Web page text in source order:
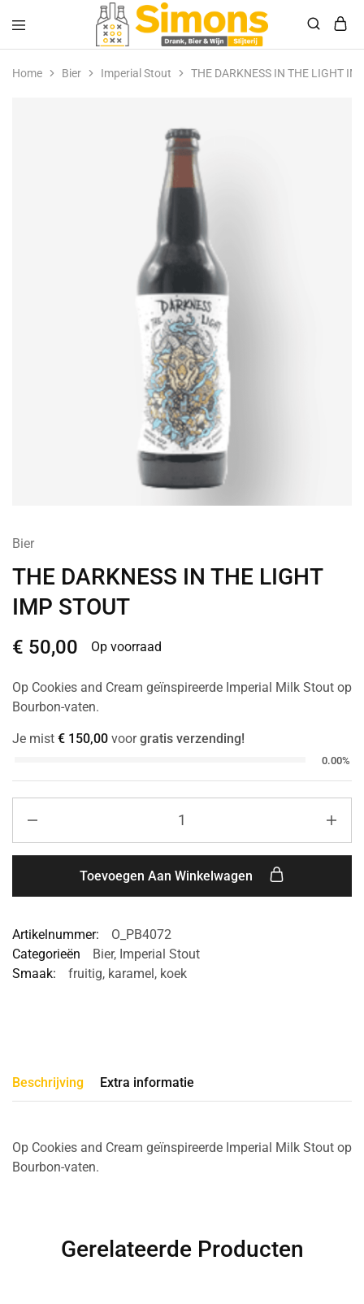
Simonsdrank.nl
Drank,
Bier
&
Home Bier Imperial Stout THE DARKNESS IN THE LIGHT
Bier
THE DARKNESS IN THE LIGHT
IMP STOUT
€ 50,00 Op voorraad
Op Cookies and Cream geïnspireerde Imperial Milk Stout op
Bourbon-vaten.
Je mist € 150,00 voorgratis verzending!
0.00%
Toevoegen Aan Winkelwagen
Artikelnummer:
O_PB4072
Categorieën
Bier, Imperial Stout
Smaak:
fruitig, karamel, koek
Beschrijving Extra informatie
Op Cookies and Cream geïnspireerde Imperial Milk Stout op
Bourbon-vaten.
Gerelateerde Producten